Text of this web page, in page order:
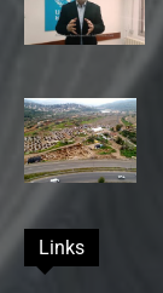
Links